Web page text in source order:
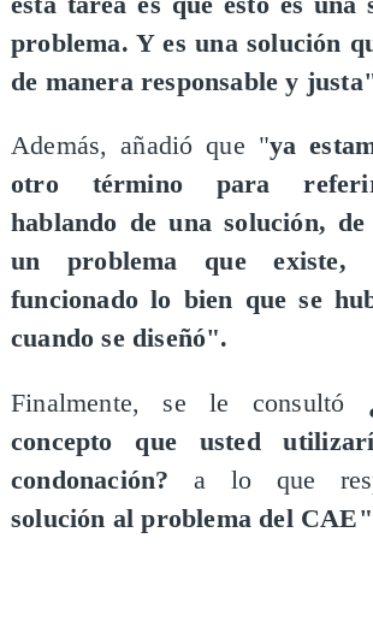
problema. Y es una solución
de manera responsable y
Además, añadió que "ya
otro término para
hablando de una solución,
un problema que
funcionado lo bien que se
cuando se diseñó".
Finalmente, se le consultó
concepto que usted
condonación? a lo que
solución al problema del